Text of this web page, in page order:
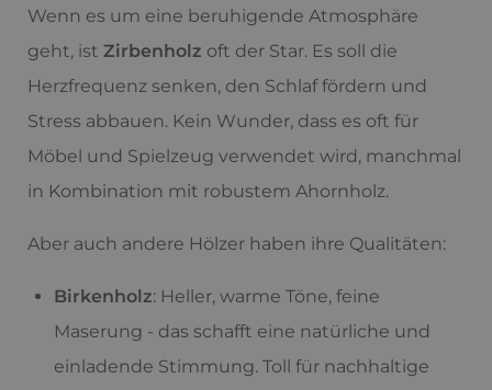
Wenn es um eine beruhigende Atmosphäre
geht, ist Zirbenholz oft der Star. Es soll die
Herzfrequenz senken, den Schlaf fördern und
Stress abbauen. Kein Wunder, dass es oft für
Möbel und Spielzeug verwendet wird, manchmal
in Kombination mit robustem Ahornholz.
Aber auch andere Hölzer haben ihre Qualitäten:
Birkenholz: Heller, warme Töne, feine
Maserung - das schafft eine natürliche und
einladende Stimmung. Toll für nachhaltige